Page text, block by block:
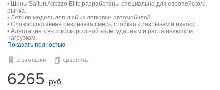
• Шины Sailun Atrezzo Elite разработаны специально для европейского
рынка.
• Летняя модель для любых легковых автомобилей.
• Сложносоставная резиновая смесь, стойкая к разрывам и износу.
• Адаптация к высокоскоростной езде, ударным и растягивающим
нагрузкам.
Показать полностью
в закладки сравнить
6265 руб.